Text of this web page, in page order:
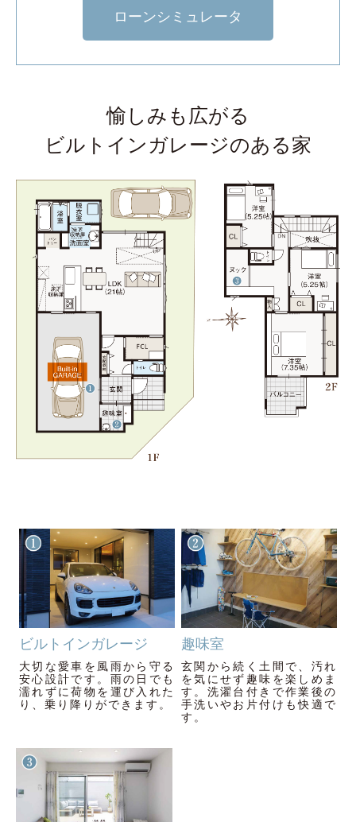
ローンシミュレータ
愉しみも広がる
ビルトインガレージのある家
ビルトインガレージ
大切な愛車を風雨から守る
安心設計です。雨の日でも
濡れずに荷物を運び入れた
り、乗り降りができます。
趣味室
玄関から続く土間で、汚れ
を気にせず趣味を楽しめま
す。洗濯台付きで作業後の
手洗いやお片付けも快適で
す。